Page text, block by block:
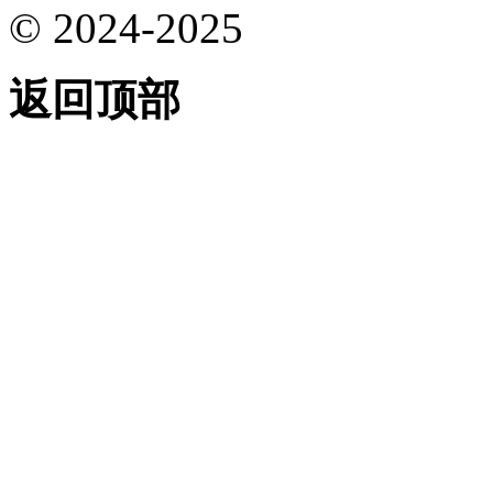
© 2024-2025
返回顶部